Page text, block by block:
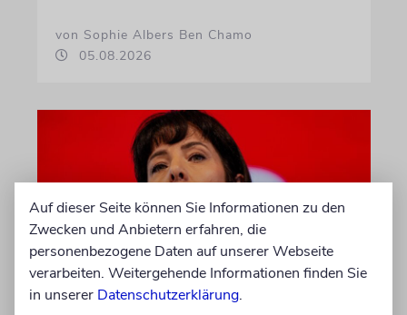
von Sophie Albers Ben Chamo
05.08.2026
WAHL ZUM ABGEORDNETENHAUS
Auf dieser Seite können Sie Informationen zu den
Zwecken und Anbietern erfahren, die
personenbezogene Daten auf unserer Webseite
verarbeiten. Weitergehende Informationen finden Sie
in unserer Datenschutzerklärung.